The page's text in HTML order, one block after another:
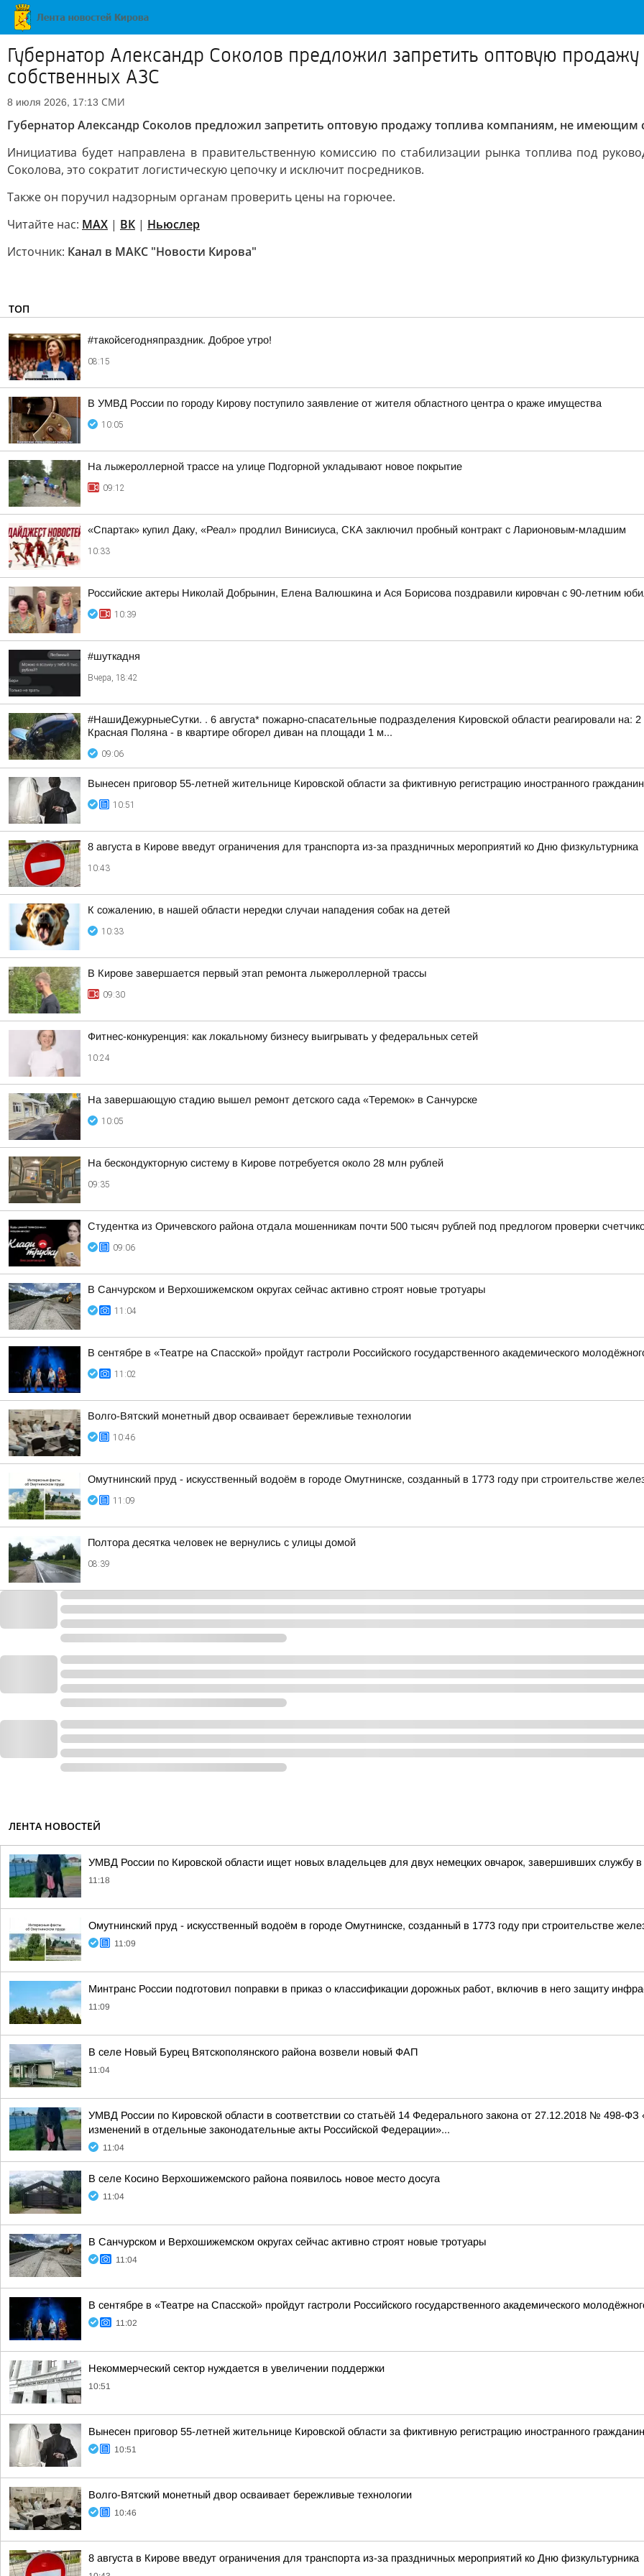
Губернатор Александр Соколов предложил запретить оптовую
собственных АЗС
8 июля 2026, 17:13 СМИ
Губернатор Александр Соколов предложил запретить оптовую продажу топлива компаниям, не имеющим
Инициатива будет направлена в правительственную комиссию по стабилизации рынка топлива под
Соколова, это сократит логистическую цепочку и исключит посредников.
Также он поручил надзорным органам проверить цены на горючее.
Читайте нас: MAX | ВК | Ньюслер
Источник: Канал в МАКС "Новости Кирова"
ТОП
#такойсегодняпраздник. Доброе утро!
08:15
В УМВД России по городу Кирову поступило заявление от жителя областного центра о краже имущества
10:05
На лыжероллерной трассе на улице Подгорной укладывают новое покрытие
09:12
«Спартак» купил Даку, «Реал» продлил Винисиуса, СКА заключил пробный контракт с Ларионовым-младшим
10:33
Российские актеры Николай Добрынин, Елена Валюшкина и Ася Борисова поздравили кировчан с 90-летним
10:39
#шуткадня
Вчера, 18:42
#НашиДежурныеСутки. . 6 августа* пожарно-спасательные подразделения Кировской области реагировали на: 2
Красная Поляна - в квартире обгорел диван на площади 1 м...
09:06
Вынесен приговор 55-летней жительнице Кировской области за фиктивную регистрацию иностранного
10:51
8 августа в Кирове введут ограничения для транспорта из-за праздничных мероприятий ко Дню физкультурника
10:43
К сожалению, в нашей области нередки случаи нападения собак на детей
10:33
В Кирове завершается первый этап ремонта лыжероллерной трассы
09:30
Фитнес-конкуренция: как локальному бизнесу выигрывать у федеральных сетей
10:24
На завершающую стадию вышел ремонт детского сада «Теремок» в Санчурске
10:05
На бескондукторную систему в Кирове потребуется около 28 млн рублей
09:35
Студентка из Оричевского района отдала мошенникам почти 500 тысяч рублей под предлогом проверки
09:06
В Санчурском и Верхошижемском округах сейчас активно строят новые тротуары
11:04
В сентябре в «Театре на Спасской» пройдут гастроли Российского государственного академического
11:02
Волго-Вятский монетный двор осваивает бережливые технологии
10:46
Омутнинский пруд - искусственный водоём в городе Омутнинске, созданный в 1773 году при строительстве
11:09
Полтора десятка человек не вернулись с улицы домой
08:39
ЛЕНТА НОВОСТЕЙ
УМВД России по Кировской области ищет новых владельцев для двух немецких овчарок, завершивших службу
11:18
Омутнинский пруд - искусственный водоём в городе Омутнинске, созданный в 1773 году при строительстве
11:09
Минтранс России подготовил поправки в приказ о классификации дорожных работ, включив в него защиту
11:09
В селе Новый Бурец Вятскополянского района возвели новый ФАП
11:04
УМВД России по Кировской области в соответствии со статьёй 14 Федерального закона от 27.12.2018 № 498-
изменений в отдельные законодательные акты Российской Федерации»...
11:04
В селе Косино Верхошижемского района появилось новое место досуга
11:04
В Санчурском и Верхошижемском округах сейчас активно строят новые тротуары
11:04
В сентябре в «Театре на Спасской» пройдут гастроли Российского государственного академического
11:02
Некоммерческий сектор нуждается в увеличении поддержки
10:51
Вынесен приговор 55-летней жительнице Кировской области за фиктивную регистрацию иностранного
10:51
Волго-Вятский монетный двор осваивает бережливые технологии
10:46
8 августа в Кирове введут ограничения для транспорта из-за праздничных мероприятий ко Дню физкультурника